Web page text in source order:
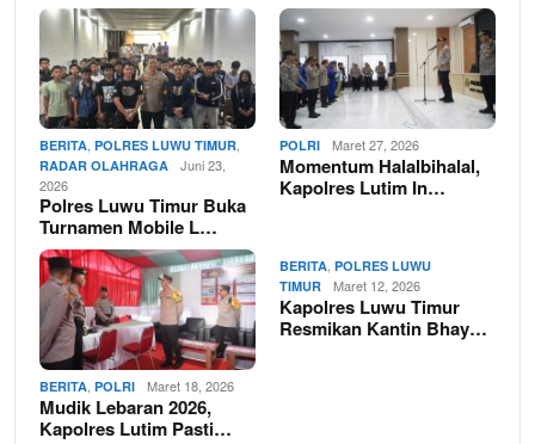
BERITA POLRES LUWU TIMUR
RADAR OLAHRAGA
Juni 23,
2026
Polres Luwu Timur Buka
Turnamen Mobile L…
POLRI Maret 27, 2026
Momentum Halalbihalal,
Kapolres Lutim In…
BERITA, POLRI Maret 18, 2026
Mudik Lebaran 2026,
Kapolres Lutim Pasti…
BERITA POLRES LUWU
TIMUR
Maret 12, 2026
Kapolres Luwu Timur
Resmikan Kantin Bhay…